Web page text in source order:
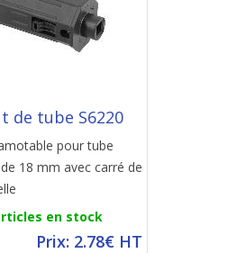
de tube S6220
pour tube
18 mm avec carré de
en stock
Prix: 2.78€ HT